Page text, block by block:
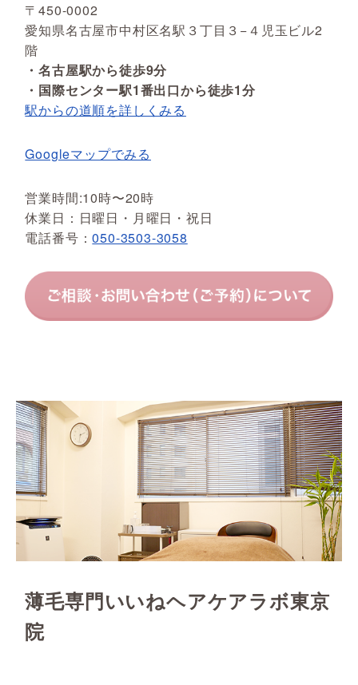
〒450-0002
愛知県名古屋市中村区名駅３丁目３−４児玉ビル2
階
・名古屋駅から徒歩9分
・国際センター駅1番出口から徒歩1分
駅からの道順を詳しくみる
Googleマップでみる
営業時間:10時〜20時
休業日：日曜日・月曜日・祝日
電話番号：050-3503-3058
薄毛専門いいねヘアケアラボ東京
院